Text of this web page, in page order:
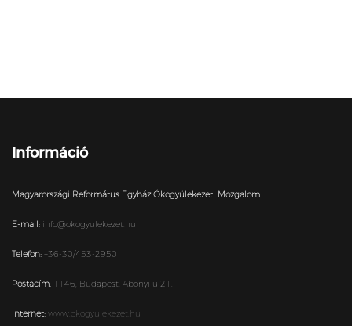
Információ
Magyarországi Református Egyház Ökogyülekezeti Mozgalom
E-mail: info@okogyulekezet.hu
Telefon: +36-30/453-2950
Postacím: 1146, Budapest, Abonyi u 21.
Internet: www.okogyulekezet.hu